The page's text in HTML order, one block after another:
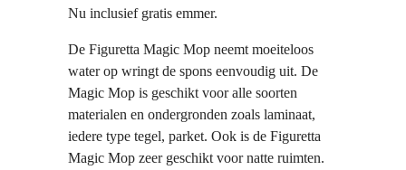
Nu inclusief gratis emmer.
De Figuretta Magic Mop neemt moeiteloos
water op wringt de spons eenvoudig uit. De
Magic Mop is geschikt voor alle soorten
materialen en ondergronden zoals laminaat,
iedere type tegel, parket. Ook is de Figuretta
Magic Mop zeer geschikt voor natte ruimten.